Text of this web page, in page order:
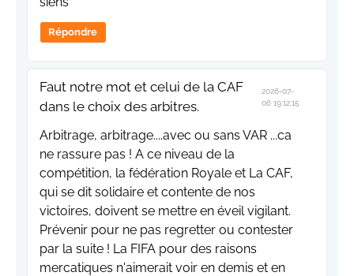
Faut notre mot et celui de la CAF
dans le choix des arbitres.
compétition, la fédération Royale et La CAF,
qui se dit solidaire et contente de nos
victoires, doivent se mettre en éveil vigilant.
Prévenir pour ne pas regretter ou contester
par la suite ! La FIFA pour des raisons
mercatiques n'aimerait voir en demis et en
finale que des équipes classiques à choc
pour audimat le plus élevé et ce qui va avec.
Le penalty donné au brésil contre la
Norvège, en début de match, par exemple